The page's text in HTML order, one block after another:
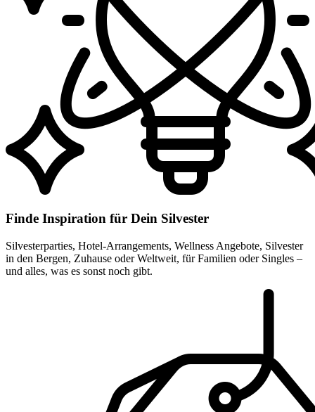
Finde Inspiration für Dein Silvester
Silvesterparties, Hotel-Arrangements, Wellness Angebote, Silvester
in den Bergen, Zuhause oder Weltweit, für Familien oder Singles –
und alles, was es sonst noch gibt.